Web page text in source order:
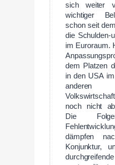
sich weiter
wichtiger
schon seit
die Schulden-
im Euroraum.
dem Platzen
in den USA
anderen
noch nicht
Die
dämpfen
Konjunktur,